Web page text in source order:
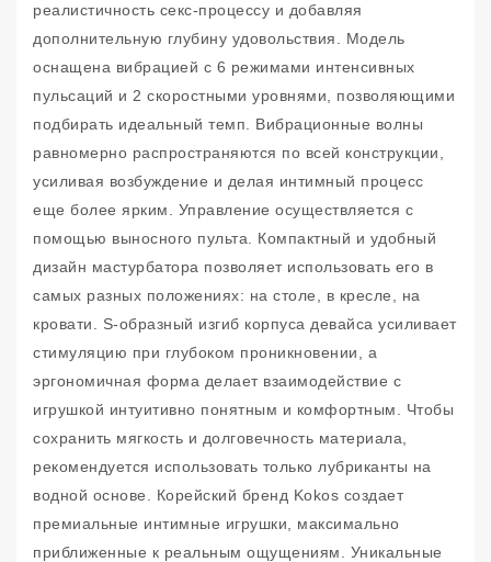
реалистичность секс-процессу и добавляя
дополнительную глубину удовольствия. Модель
оснащена вибрацией с 6 режимами интенсивных
пульсаций и 2 скоростными уровнями, позволяющими
подбирать идеальный темп. Вибрационные волны
равномерно распространяются по всей конструкции,
усиливая возбуждение и делая интимный процесс
еще более ярким. Управление осуществляется с
помощью выносного пульта. Компактный и удобный
дизайн мастурбатора позволяет использовать его в
самых разных положениях: на столе, в кресле, на
кровати. S-образный изгиб корпуса девайса усиливает
стимуляцию при глубоком проникновении, а
эргономичная форма делает взаимодействие с
игрушкой интуитивно понятным и комфортным. Чтобы
сохранить мягкость и долговечность материала,
рекомендуется использовать только лубриканты на
водной основе. Корейский бренд Kokos создает
премиальные интимные игрушки, максимально
приближенные к реальным ощущениям. Уникальные